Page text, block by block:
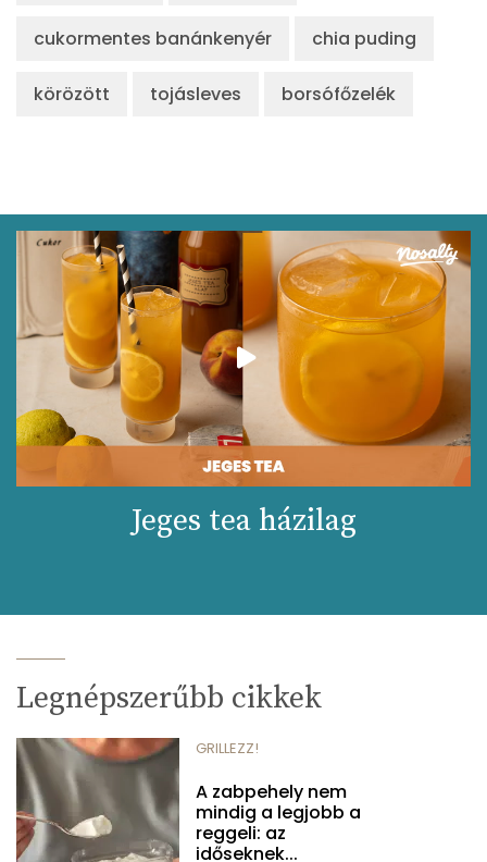
cukormentes banánkenyér chia puding
körözött tojásleves borsófőzelék
Jeges tea házilag
Legnépszerűbb cikkek
GRILLEZZ!
A zabpehely nem
mindig a legjobb a
reggeli: az
időseknek...